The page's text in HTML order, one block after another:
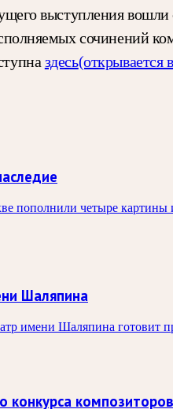
выступления
сочинений
здесь(открывается
пополнили четыре картины
Шаляпина
имени Шаляпина готовит
конкурса